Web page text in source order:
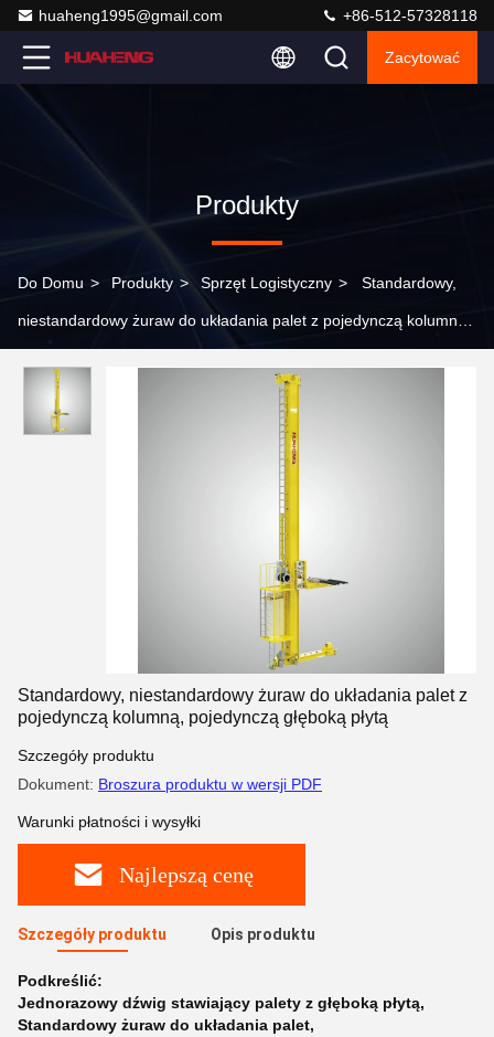
huaheng1995@gmail.com +86-512-57328118
Zacytować
Produkty
Do Domu > Produkty > Sprzęt Logistyczny > Standardowy,
niestandardowy żuraw do układania palet z pojedynczą kolumną,
Standardowy, niestandardowy żuraw do układania palet z
pojedynczą kolumną, pojedynczą głęboką płytą
Szczegóły produktu
Dokument: Broszura produktu w wersji PDF
Warunki płatności i wysyłki
Najlepszą cenę
Szczegóły produktu Opis produktu
Podkreślić:
Jednorazowy dźwig stawiający palety z głęboką płytą,
Standardowy żuraw do układania palet,